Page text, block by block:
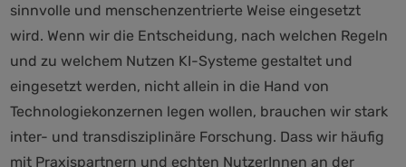
sinnvolle und menschenzentrierte Weise eingesetzt
wird. Wenn wir die Entscheidung, nach welchen Regeln
und zu welchem Nutzen KI-Systeme gestaltet und
eingesetzt werden, nicht allein in die Hand von
Technologiekonzernen legen wollen, brauchen wir stark
inter- und transdisziplinäre Forschung. Dass wir häufig
mit Praxispartnern und echten NutzerInnen an der